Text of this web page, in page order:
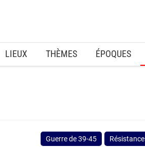
LIEUX THÈMES ÉPOQUES
Guerre de 39-45 Résistance